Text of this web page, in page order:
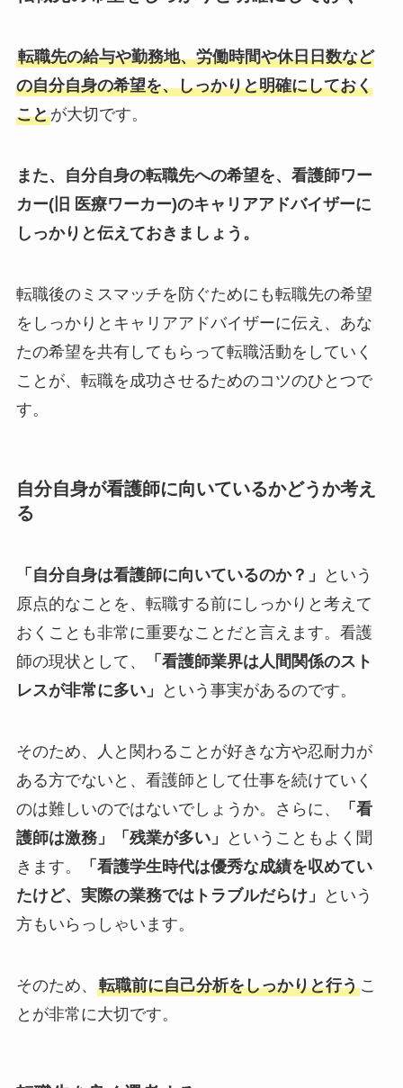
転職先の給与や勤務地、労働時間や休日日数など
の自分自身の希望を、しっかりと明確にしておく
ことが大切です。
また、自分自身の転職先への希望を、看護師ワー
カー(旧 医療ワーカー)のキャリアアドバイザーに
しっかりと伝えておきましょう。
転職後のミスマッチを防ぐためにも転職先の希望
をしっかりとキャリアアドバイザーに伝え、あな
たの希望を共有してもらって転職活動をしていく
ことが、転職を成功させるためのコツのひとつで
す。
自分自身が看護師に向いているかどうか考え
る
「自分自身は看護師に向いているのか？」
という
原点的なことを、転職する前にしっかりと考えて
おくことも非常に重要なことだと言えます。看護
師の現状として、
「看護師業界は人間関係のスト
レスが非常に多い」
という事実があるのです。
そのため、人と関わることが好きな方や忍耐力が
ある方でないと、看護師として仕事を続けていく
のは難しいのではないでしょうか。さらに、
「看
護師は激務」「残業が多い」
ということもよく聞
きます。
「看護学生時代は優秀な成績を収めてい
たけど、実際の業務ではトラブルだらけ」
という
方もいらっしゃいます。
そのため、 転職前に自己分析をしっかりと行うこ
とが非常に大切です。